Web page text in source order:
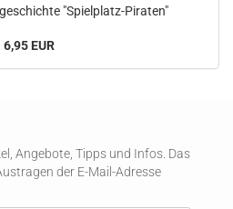
"Spielplatz-Piraten"
6,95 EUR
Angebote, Tipps und Infos. Das
der E-Mail-Adresse